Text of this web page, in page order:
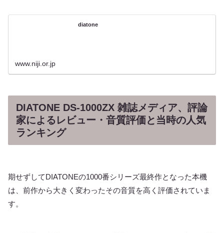
diatone
www.niji.or.jp
DIATONE DS-1000ZX 雑誌メディア、評論
家によるレビュー・音質評価と当時の人気
ランキング
期せずしてDIATONEの1000番シリーズ最終作となった本機
は、前作から大きく変わったその音質を高く評価されていま
す。